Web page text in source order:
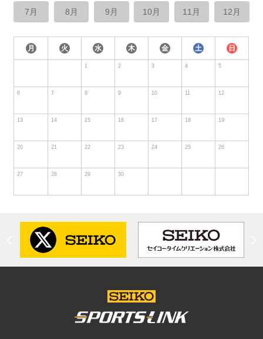
7月 8月 9月 10月 11月 12月
月 火 水 木 金 土 日
1 2 3 4 5
6 7 8 9 10 11 12
13 14 15 16 17 18 19
20 21 22 23 24 25 26
27 28 29 30